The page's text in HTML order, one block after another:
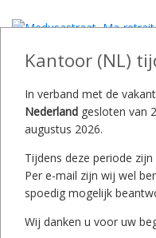
Kantoor (NL)
In verband met de
Nederland gesloten van
augustus 2026.
Tijdens deze periode
Per e-mail zijn wij wel
spoedig mogelijk
Wij danken u voor uw